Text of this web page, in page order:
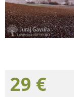
29 €